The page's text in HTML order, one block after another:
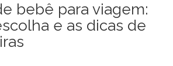
bebê para viagem:
e as dicas de